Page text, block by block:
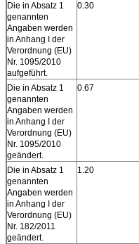
Die in Absatz 1
genannten
Angaben werden
in Anhang I der
Verordnung (EU)
Nr. 1095/2010
aufgeführt.
0.30
Die in Absatz 1
genannten
Angaben werden
in Anhang I der
Verordnung (EU)
Nr. 1095/2010
geändert.
0.67
Die in Absatz 1
genannten
Angaben werden
in Anhang I der
Verordnung (EU)
Nr. 182/2011
geändert.
1.20